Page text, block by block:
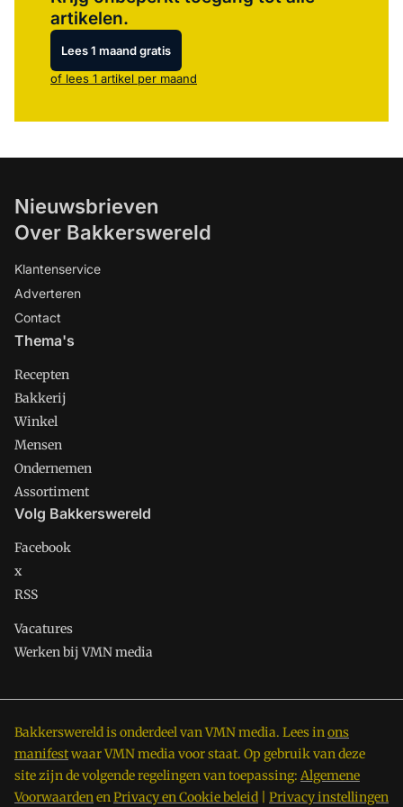
artikelen.
Lees 1 maand gratis
of lees 1 artikel per maand
Nieuwsbrieven
Over Bakkerswereld
Klantenservice
Adverteren
Contact
Thema's
Recepten
Bakkerij
Winkel
Mensen
Ondernemen
Assortiment
Volg Bakkerswereld
Facebook
x
RSS
Vacatures
Werken bij VMN media
Bakkerswereld is onderdeel van VMN media. Lees inons
manifestwaar VMN media voor staat. Op gebruik van deze
site zijn de volgende regelingen van toepassing: Algemene
VoorwaardenenPrivacy en Cookie beleid Privacy instellingen